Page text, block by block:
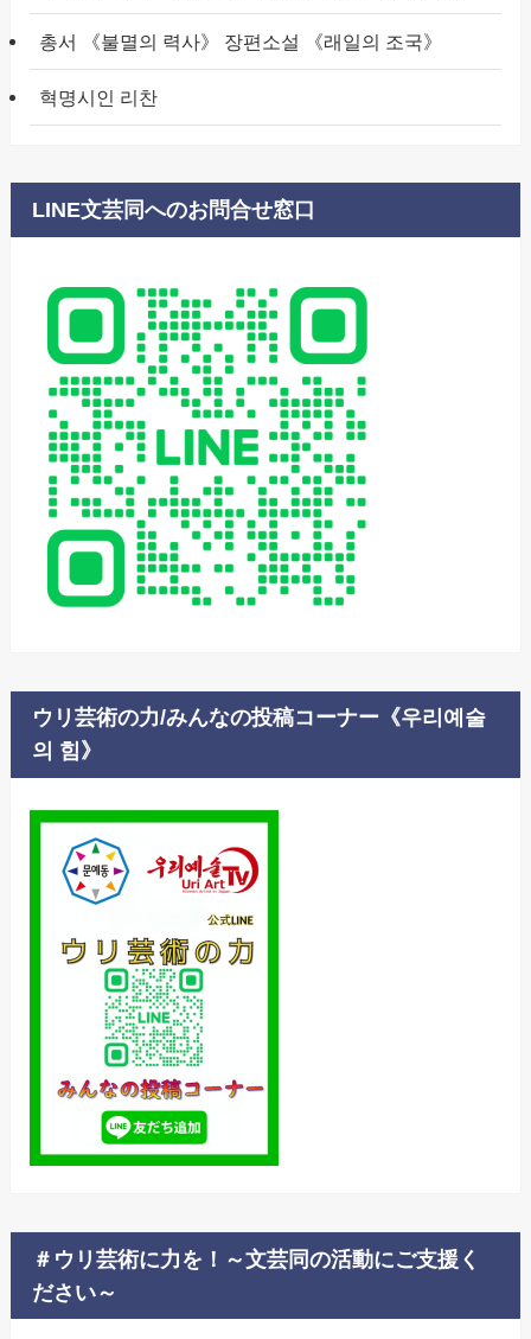
총서 《불멸의 력사》 장편소설 《래일의 조국》
혁명시인 리찬
LINE文芸同へのお問合せ窓口
ウリ芸術の力/みんなの投稿コーナー《우리예술
의 힘》
＃ウリ芸術に力を！～文芸同の活動にご支援く
ださい～